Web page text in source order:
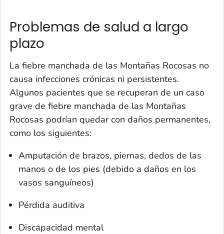
Problemas de salud a largo
plazo
La fiebre manchada de las Montañas Rocosas no
causa infecciones crónicas ni persistentes.
Algunos pacientes que se recuperan de un caso
grave de fiebre manchada de las Montañas
Rocosas podrían quedar con daños permanentes,
como los siguientes:
Amputación de brazos, piernas, dedos de las
manos o de los pies (debido a daños en los
vasos sanguíneos)
Pérdida auditiva
Discapacidad mental